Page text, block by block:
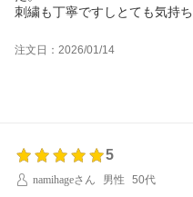
刺繍も丁寧ですしとても気持
またリピートしたいと思います
注文日：2026/01/14
5
namihageさん
男性 50代